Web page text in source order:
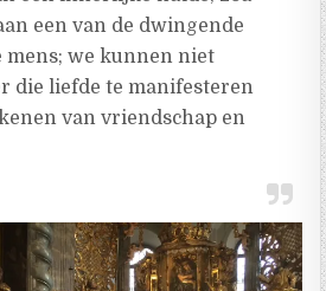
een van de dwingende
mens; we kunnen niet
die liefde te manifesteren
van vriendschap en